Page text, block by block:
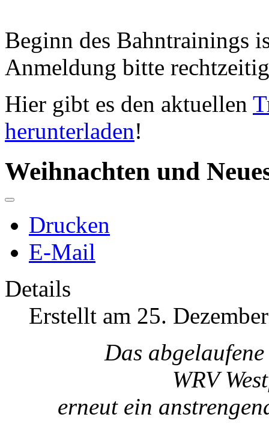
Beginn des Bahntrainings
Anmeldung bitte
Hier gibt es den aktuellen
herunterladen!
Weihnachten und
Drucken
E-Mail
Details
Erstellt am 25.
Das
WRV
erneut ein